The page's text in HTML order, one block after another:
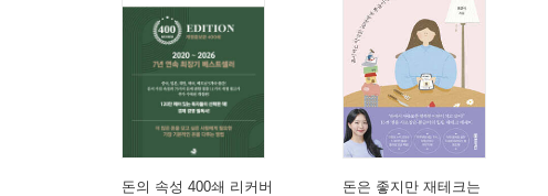
돈의 속성 400쇄 리커버
돈은 좋지만 재테크는